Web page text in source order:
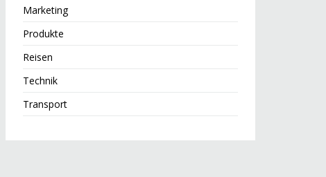
Marketing
Produkte
Reisen
Technik
Transport